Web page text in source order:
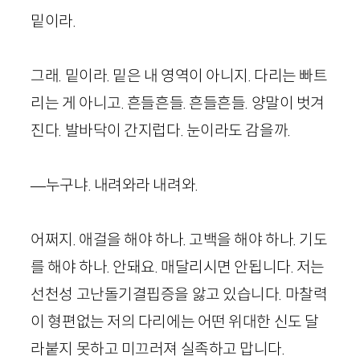
밑이라.
그래. 밑이라. 밑은 내 영역이 아니지. 다리는 빠트
리는 게 아니고. 흔들흔들. 흔들흔들. 양말이 벗겨
진다. 발바닥이 간지럽다. 눈이라도 감을까.
—누구냐. 내려와라 내려와.
어쩌지. 애걸을 해야 하나. 고백을 해야 하나. 기도
를 해야 하나. 안돼요. 매달리시면 안됩니다. 저는
선천성 고난돌기결핍증을 앓고 있습니다. 마찰력
이 형편없는 저의 다리에는 어떤 위대한 신도 달
라붙지 못하고 미끄러져 실족하고 맙니다.